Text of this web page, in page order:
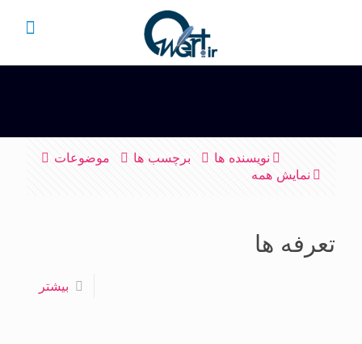
موضوعات برچسب ها
نویسنده ها
نمایش همه
تعرفه ها
بیشتر